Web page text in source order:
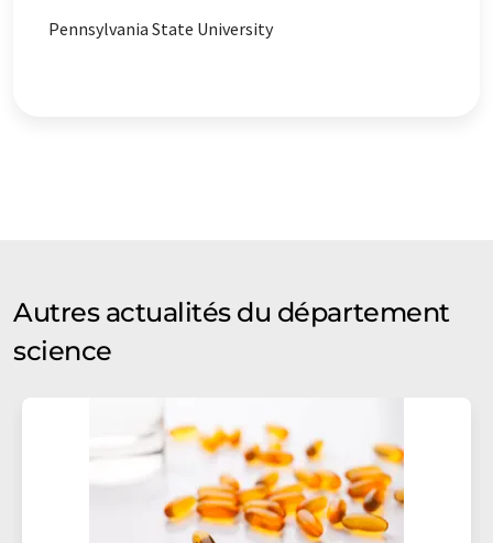
Pennsylvania State University
Autres actualités du département
science